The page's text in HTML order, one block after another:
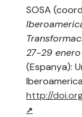
SOSA
27-29
(Espanya):
http://